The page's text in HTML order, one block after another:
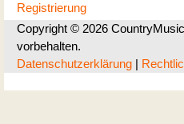
Registrierung
Copyright © 2026
vorbehalten.
Datenschutzerklärung |